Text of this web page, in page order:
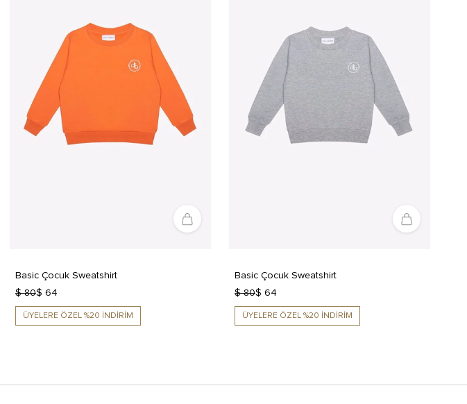
Basic Çocuk Sweatshirt
$ 80$ 64
ÜYELERE ÖZEL %20 İNDİRİM
Basic Çocuk Sweatshirt
$ 80$ 64
ÜYELERE ÖZEL %20 İNDİRİM